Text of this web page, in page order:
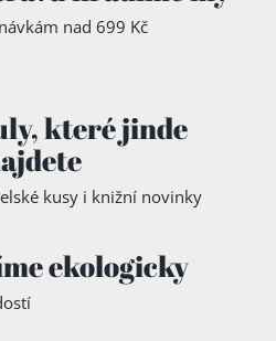
nad 699 Kč
které jinde
kusy i knižní novinky
ekologicky